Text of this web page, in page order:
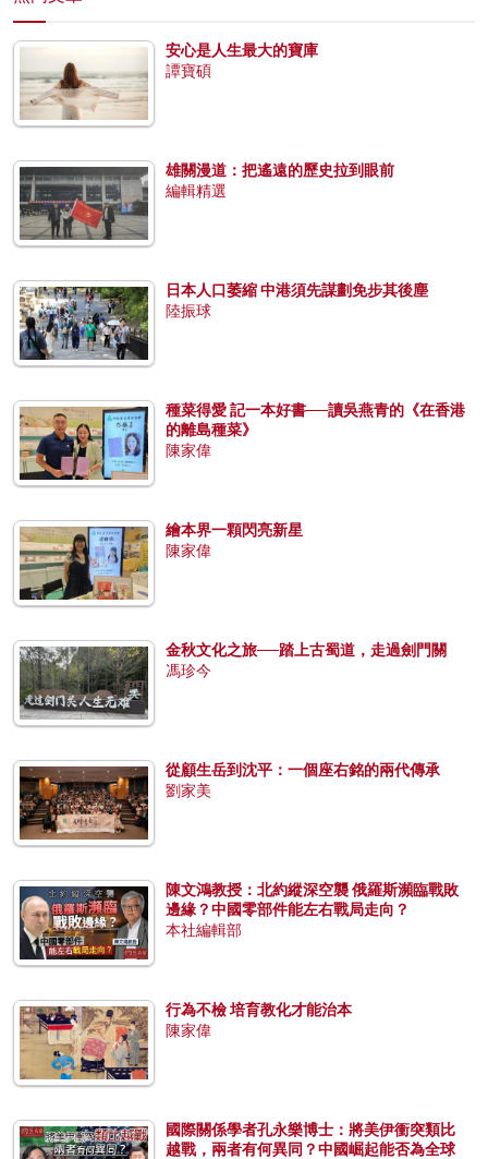
安心是人生最大的寶庫
譚寶碩
雄關漫道：把遙遠的歷史拉到眼前
編輯精選
日本人口萎縮 中港須先謀劃免步其後塵
陸振球
種菜得愛 記一本好書──讀吳燕青的《在香港
的離島種菜》
陳家偉
繪本界一顆閃亮新星
陳家偉
金秋文化之旅──踏上古蜀道，走過劍門關
馮珍今
從顧生岳到沈平：一個座右銘的兩代傳承
劉家美
陳文鴻教授：北約縱深空襲 俄羅斯瀕臨戰敗
邊緣？中國零部件能左右戰局走向？
本社編輯部
行為不檢 培育教化才能治本
陳家偉
國際關係學者孔永樂博士：將美伊衝突類比
越戰，兩者有何異同？中國崛起能否為全球